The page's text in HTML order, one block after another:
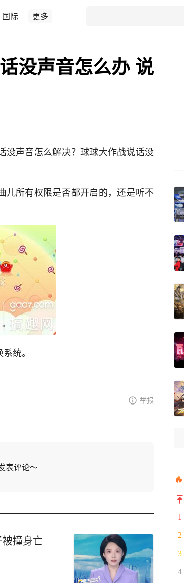
国际 更多
没声音怎么办 说
没声音怎么解决？球球大作战说话没
儿所有权限是否都开启的，还是听不
统。
举报
表评论～
撞身亡
1
2
3
4